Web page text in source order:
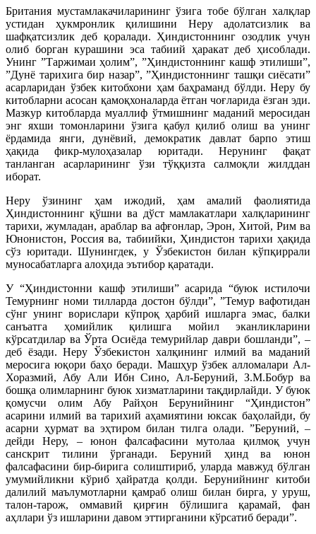
Британия мустамлакачиларининг ўзига тобе бўлган халқлар
устидан ҳукмронлик қилишини Неру адолатсизлик ва
шафқатсизлик деб қоралади. Ҳиндистоннинг озодлик учун
олиб борган курашини эса табиий ҳаракат деб ҳисоблади.
Унинг ”Таржимаи ҳолим”, ”Ҳиндистоннинг кашф этилиши”,
”Дунё тарихига бир назар”, ”Ҳиндистоннинг ташқи сиёсати”
асарларидан ўзбек китобхони ҳам баҳраманд бўлди. Неру бу
китобларни асосан қамоқхоналарда ётган чоғларида ёзган эди.
Мазкур китобларда муаллиф ўтмишнинг маданий меросидан
энг яхши томонларини ўзига қабул қилиб олиш ва унинг
ёрдамида янги, дунёвий, демократик давлат барпо этиш
ҳақида фикр-мулоҳазалар юритади. Нерунинг фақат
танланган асарларининг ўзи тўққизта салмоқли жилддан
иборат.
Неру ўзининг ҳам ижодий, ҳам амалий фаолиятида
Ҳиндистоннинг қўшни ва дўст мамлакатлари халқларининг
тарихи, жумладан, араблар ва афғонлар, Эрон, Хитой, Рим ва
Юнонистон, Россия ва, табиийки, Ҳиндистон тарихи ҳақида
сўз юритади. Шунингдек, у Ўзбекистон билан кўпқиррали
муносабатларга алоҳида эътибор қаратади.
У “Ҳиндистонни кашф этилиши” асарида “буюк истилочи
Темурнинг номи тилларда достон бўлди”, ”Темур вафотидан
сўнг унинг ворислари кўпроқ ҳарбий ишларга эмас, балки
санъатга ҳомийлик қилишга мойил эканликларини
кўрсатдилар ва Ўрта Осиёда темурийлар даври бошланди”, –
деб ёзади. Неру Ўзбекистон халқининг илмий ва маданий
меросига юқори баҳо беради. Машҳур ўзбек алломалари Ал-
Хоразмий, Абу Али Ибн Сино, Ал-Беруний, З.М.Бобур ва
бошқа олимларнинг буюк хизматларини тақдирлайди. У буюк
қомусчи олим Абу Райҳон Берунийнинг “Ҳиндистон”
асарини илмий ва тарихий аҳамиятини юксак баҳолайди, бу
асарни ҳурмат ва эҳтиром билан тилга олади. ”Беруний, –
дейди Неру, – юнон фалсафасини мутолаа қилмоқ учун
санскрит тилини ўрганади. Беруний ҳинд ва юнон
фалсафасини бир-бирига солиштириб, уларда мавжуд бўлган
умумийликни кўриб ҳайратда қолди. Берунийнинг китоби
далилий маълумотларни қамраб олиш билан бирга, у уруш,
талон-тарож, оммавий қирғин бўлишига қарамай, фан
аҳллари ўз ишларини давом эттирганини кўрсатиб беради”.